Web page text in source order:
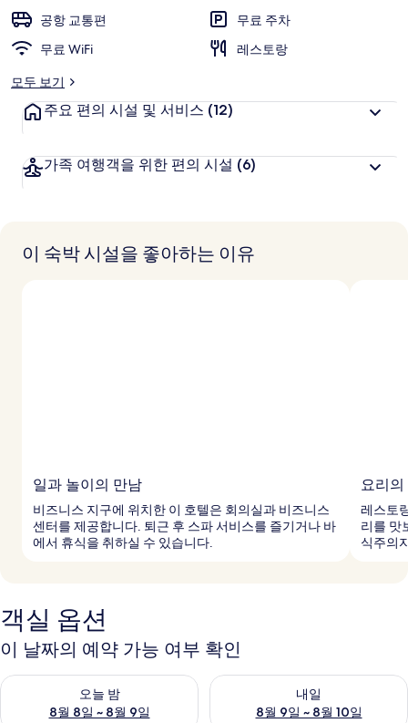
객
추
공항 교통편
무료 주차
무료 WiFi
레스토랑
모두 보기
주요 편의 시설 및 서비스 (12)
가족 여행객을 위한 편의 시설 (6)
이 숙박 시설을 좋아하는 이유
일과 놀이의 만남
비즈니스 지구에 위치한 이 호텔은 회의실과 비즈니스
센터를 제공합니다. 퇴근 후 스파 서비스를 즐기거나 바
에서 휴식을 취하실 수 있습니다.
요리
레스토
리를 맛
식주의
객실 옵션
이 날짜의 예약 가능 여부 확인
오늘 밤
8월 8일 ~ 8월 9일
오늘 밤 예약 가능 여부 확인, 8월 8일 ~ 8월 9일
내일
8월 9일 ~ 8월 10일
내일 예약 가능 여부 확인, 8월